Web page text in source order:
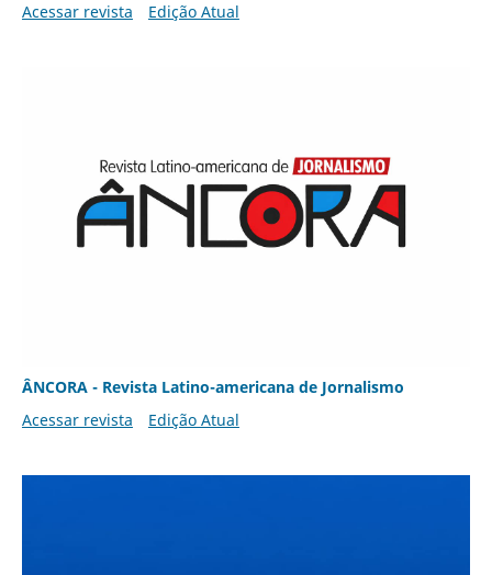
Acessar revista
Edição Atual
ÂNCORA - Revista Latino-americana de Jornalismo
Acessar revista
Edição Atual